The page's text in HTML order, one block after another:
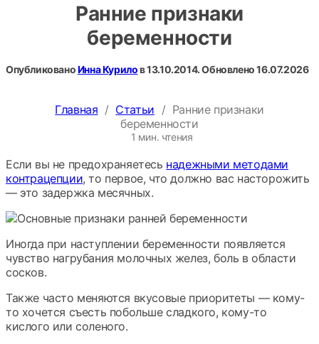
Ранние признаки
беременности
ОпубликованоИнна Курилов13.10.2014. Обновлено16.07.2026
Главная / Статьи / Ранние признаки
беременности
1 мин. чтения
Если вы не предохраняетесь надежными методами
контрацепции, то первое, что должно вас насторожить
— это задержка месячных.
Иногда при наступлении беременности появляется
чувство нагрубания молочных желез, боль в области
сосков.
Также часто меняются вкусовые приоритеты — кому-
то хочется съесть побольше сладкого, кому-то
кислого или соленого.